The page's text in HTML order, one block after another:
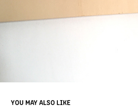
YOU MAY ALSO LIKE